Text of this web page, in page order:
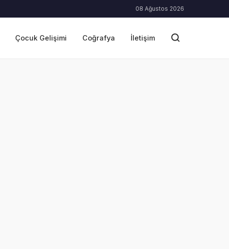
08 Ağustos 2026
Çocuk Gelişimi Coğrafya İletişim